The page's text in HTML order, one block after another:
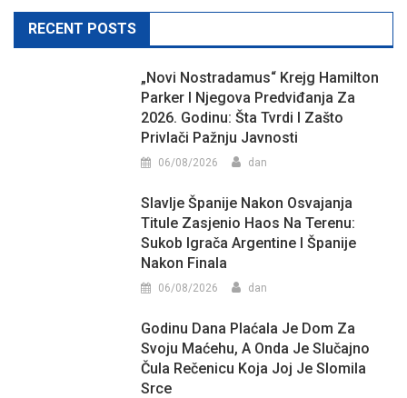
RECENT POSTS
„Novi Nostradamus“ Krejg Hamilton
Parker I Njegova Predviđanja Za
2026. Godinu: Šta Tvrdi I Zašto
Privlači Pažnju Javnosti
06/08/2026 dan
Slavlje Španije Nakon Osvajanja
Titule Zasjenio Haos Na Terenu:
Sukob Igrača Argentine I Španije
Nakon Finala
06/08/2026 dan
Godinu Dana Plaćala Je Dom Za
Svoju Maćehu, A Onda Je Slučajno
Čula Rečenicu Koja Joj Je Slomila
Srce